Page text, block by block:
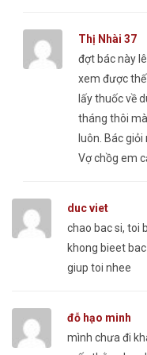
Thị Nhài 37
đợt bác này
xem được
lấy thuốc về
tháng thôi
luôn. Bác
Vợ chồg em
duc viet
chao bac si, toi
khong bieet
giup toi nhee
đỗ hạo minh
mình chưa đi